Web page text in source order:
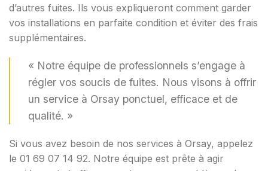
d’autres fuites. Ils vous expliqueront comment garder
vos installations en parfaite condition et éviter des frais
supplémentaires.
« Notre équipe de professionnels s’engage à
régler vos soucis de fuites. Nous visons à offrir
un service à Orsay ponctuel, efficace et de
qualité. »
Si vous avez besoin de nos services à Orsay, appelez
le 01 69 07 14 92. Notre équipe est prête à agir